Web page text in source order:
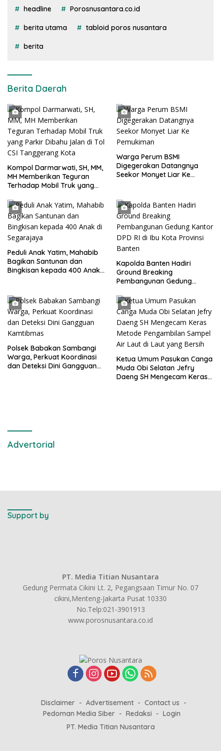
headline Porosnusantara.co.id
berita utama tabloid poros nusantara
berita
Berita Daerah
Kompol Darmarwati, SH, MM,
MH Memberikan Teguran
Terhadap Mobil Truk yang
Tanggerang Kota
Warga Perum BSMI
Digegerakan Datangnya
Seekor Monyet Liar Ke
Peduli Anak Yatim, Mahabib
Bagikan Santunan dan
Bingkisan kepada 400 Anak
Kapolda Banten Hadiri
Ground Breaking
Pembangunan Gedung
Provinsi Banten
Polsek Babakan Sambangi
Warga, Perkuat Koordinasi
dan Deteksi Dini Gangguan
Ketua Umum Pasukan Canga
Muda Obi Selatan Jefry
Daeng SH Mengecam Keras
Advertorial
Support by
PT. Media Titian Nusantara
Gedung Permata Cikini Lt. 2, Pegangsaan Timur No. 07
cikini,Menteng-Jakarta Pusat 10330
No.Telp:021-3901913
www.porosnusantara.co.id
Disclaimer Advertisement
Contact us
Pedoman Media Siber
Redaksi
Login
PT. Media Titian Nusantara